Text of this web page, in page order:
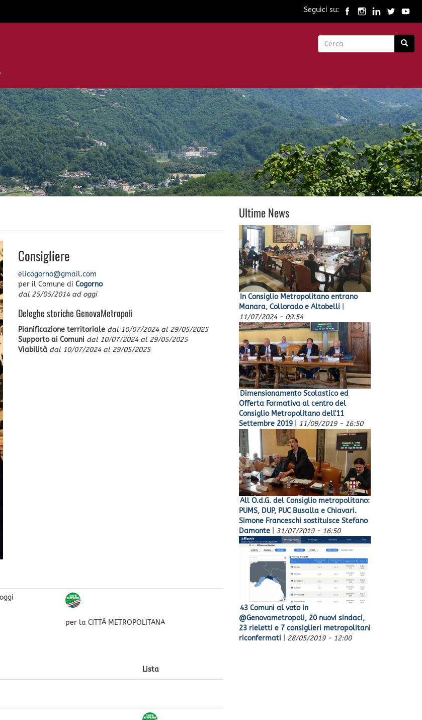
Seguici su:
Form
Consigliere
elicogorno@gmail.com
per il Comune di Cogorno
dal 25/05/2014ad oggi
Deleghe storiche GenovaMetropoli
Pianificazione territoriale dal 10/07/2024al 29/05/2025
Supporto ai Comuni dal 10/07/2024al 29/05/2025
Viabilità dal 10/07/2024al 29/05/2025
per la CITTÀ METROPOLITANA
Lista
Ultime News
In Consiglio Metropolitano entrano
Manara, Collorado e Altobelli
11/07/2024 - 09:54
Dimensionamento Scolastico ed
Offerta Formativa al centro del
Consiglio Metropolitano dell'11
Settembre 2019
11/09/2019 - 16:50
All O.d.G. del Consiglio metropolitano:
PUMS, DUP, PUC Busalla e Chiavari.
Simone Franceschi sostituisce Stefano
Damonte
31/07/2019 - 16:50
43 Comuni al voto in
@Genovametropoli, 20 nuovi sindaci,
23 rieletti e 7 consiglieri metropolitani
riconfermati
28/05/2019 - 12:00